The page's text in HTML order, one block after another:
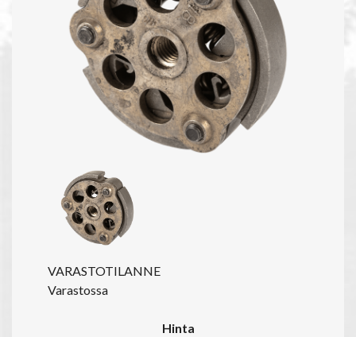
VARASTOTILANNE
Varastossa
Hinta